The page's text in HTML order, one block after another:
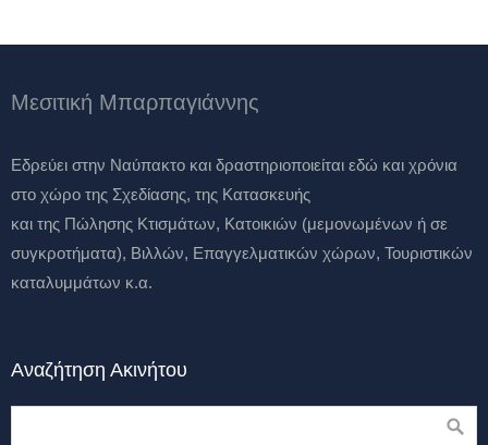
Μεσιτική Μπαρπαγιάννης
Eδρεύει στην Ναύπακτο και δραστηριοποιείται εδώ και χρόνια
στο χώρο της Σχεδίασης, της Κατασκευής
και της Πώλησης Κτισμάτων, Κατοικιών (μεμονωμένων ή σε
συγκροτήματα), Βιλλών, Επαγγελματικών χώρων, Τουριστικών
καταλυμμάτων κ.α.
Αναζήτηση Ακινήτου